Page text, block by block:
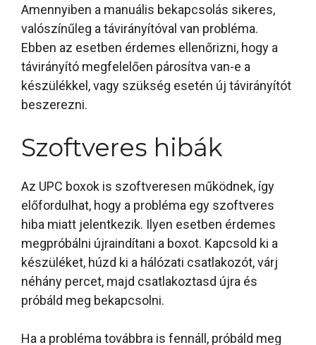
Amennyiben a manuális bekapcsolás sikeres,
valószínűleg a távirányítóval van probléma.
Ebben az esetben érdemes ellenőrizni, hogy a
távirányító megfelelően párosítva van-e a
készülékkel, vagy szükség esetén új távirányítót
beszerezni.
Szoftveres hibák
Az UPC boxok is szoftveresen működnek, így
előfordulhat, hogy a probléma egy szoftveres
hiba miatt jelentkezik. Ilyen esetben érdemes
megpróbálni újraindítani a boxot. Kapcsold ki a
készüléket, húzd ki a hálózati csatlakozót, várj
néhány percet, majd csatlakoztasd újra és
próbáld meg bekapcsolni.
Ha a probléma továbbra is fennáll, próbáld meg